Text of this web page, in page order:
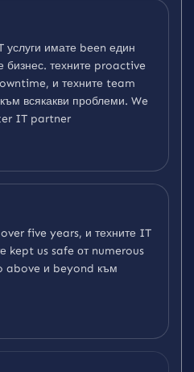
услуги имате been един
техните proactive
и техните team
всякакви проблеми. We
IT partner
five years, и техните IT
kept us safe от numerous
above и beyond към